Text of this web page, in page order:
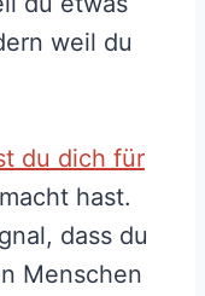
weil du
du dich für
hast.
dass du
Menschen